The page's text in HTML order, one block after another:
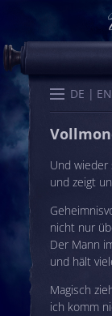
DE EN
Start
Und
und zeigt
nicht nur
Der Mann
und hält
Magisch
ich komm